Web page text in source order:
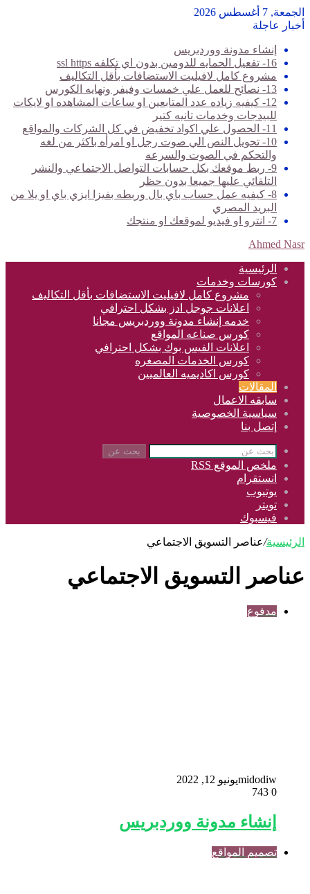
الجمعة, 7 أغسطس 2026
أخبار عاجلة
إنشاء مدونة ووردبريس
16- تفعيل الحمايه للدومين بدون اي تكلفه ssl https
مشروع كامل لافيليت الاستضافات بأقل التكاليف
13- نصائح للعمل علي خمسات وفيفر ونهايه الكورس
12- كيفيه زياده عدد المتابعين او ساعات المشاهده او لايكات
للبيدجات وخدمات تانيه كتير
11- الحصول علي اكواد تخفيض في كل الشركات والمواقع
10- تحويل النص الي صوت رجل او امرأه باكثر من لغه
والتحكم في الصوت والسرعه
9- ربط موقعك بكل حسابات التواصل الاجتماعي والنشر
التلقائي عليها جميعا بدون حظر
8- كيفيه عمل حساب باي بال وربطه بفيزا ايزي باي او يلا من
البريد المصري
7- انترو او فيديو لموقعك او منتجك
Ahmed Nasr
الرئيسية
كورسات وخدمات
مشروع كامل لافيليت الاستضافات بأقل التكاليف
اعلانات جوجل ادز بشكل احترافي
خدمه إنشاء مدونة ووردبريس مجانا
كورس صناعه المواقع
اعلانات الفيس بوك بشكل احترافي
كورس الخدمات المصغره
كورس اكاديميه العالميين
المقالات
سابقه الاعمال
سياسية الخصوصية
إتصل بنا
بحث عن
ملخص الموقع RSS
انستقرام
يوتيوب
تويتر
فيسبوك
الرئيسية/عناصر التسويق الاجتماعي
عناصر التسويق الاجتماعي
مدفوع
midodiwيونيو 12, 2022
0
إنشاء مدونة ووردبريس
تصميم المواقع